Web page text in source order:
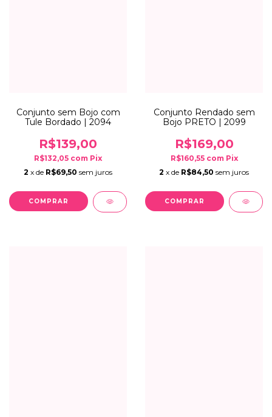
Conjunto sem Bojo com
Tule Bordado | 2094
R$139,00
R$132,05 com Pix
2 x de R$69,50 sem juros
COMPRAR
Conjunto Rendado sem
Bojo PRETO | 2099
R$169,00
R$160,55 com Pix
2 x de R$84,50 sem juros
COMPRAR